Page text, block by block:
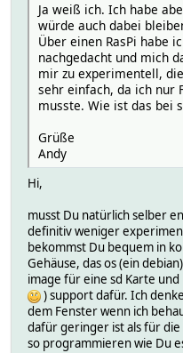
Ja weiß ich. Ich habe
würde auch dabei
Über einen RasPi habe
nachgedacht und mich
mir zu experimentell,
sehr einfach, da ich nur
musste. Wie ist das bei
Grüße
Andy
Hi,
musst Du natürlich selber
definitiv weniger
bekommst Du bequem in
Gehäuse, das os (ein
image für eine sd Karte
) support dafür. Ich
dem Fenster wenn ich
dafür geringer ist als für die
so programmieren wie Du